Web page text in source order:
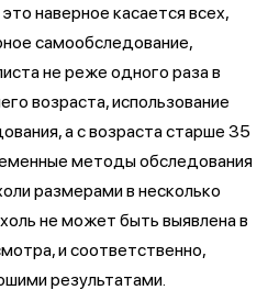
наверное касается всех,
самообследование,
не реже одного раза в
возраста, использование
а с возраста старше 35
методы обследования
размерами в несколько
не может быть выявлена в
и соответственно,
результатами.